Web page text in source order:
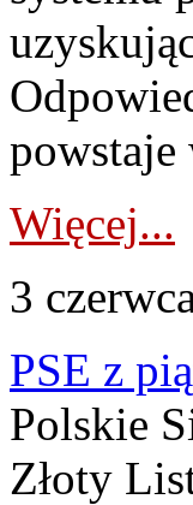
powstaje
Więcej...
3
PSE z
Polskie
Złoty